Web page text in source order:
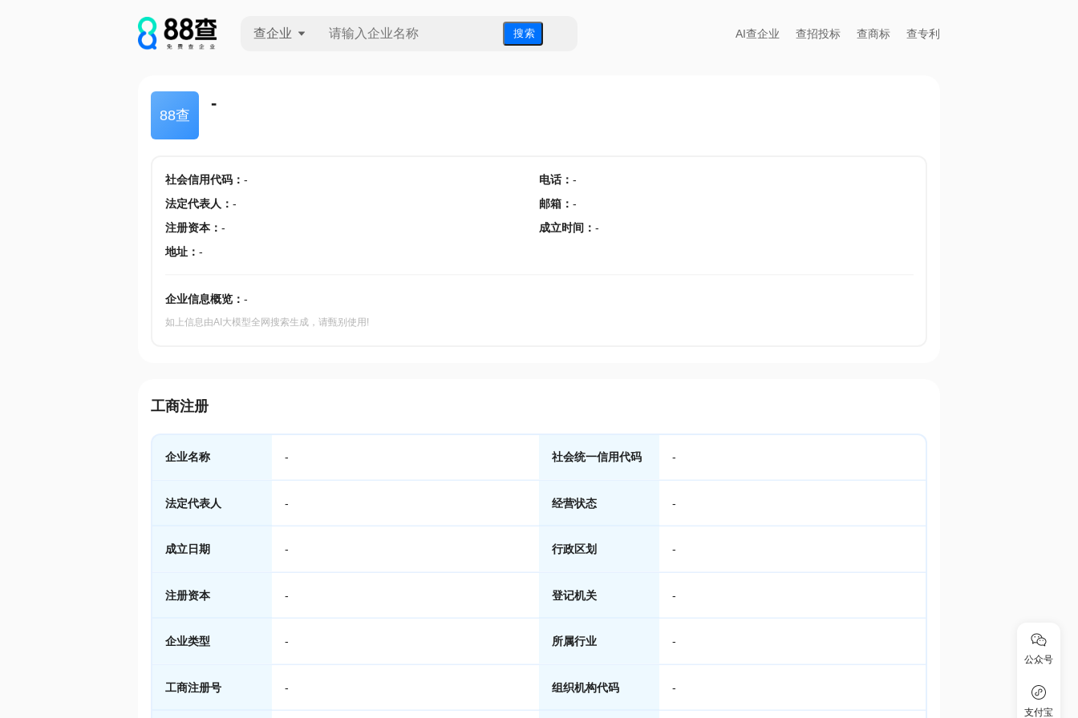
查企业 搜 索 AI查企业 查招投标 查商标 查专利
88查
-
社会信用代码： - 电话： -
法定代表人 ： - 邮箱 ： -
注册资本： - 成立时间 ： -
地址： -
企业信息概览： -
如上信息由AI大模型全网搜索生成，请甄别使用!
工商注册
企业名称 - 社会统一信用代码 -
法定代表人 - 经营状态 -
成立日期 - 行政区划 -
注册资本 - 登记机关 -
企业类型 - 所属行业 -
工商注册号 - 组织机构代码 -
公众号
支付宝